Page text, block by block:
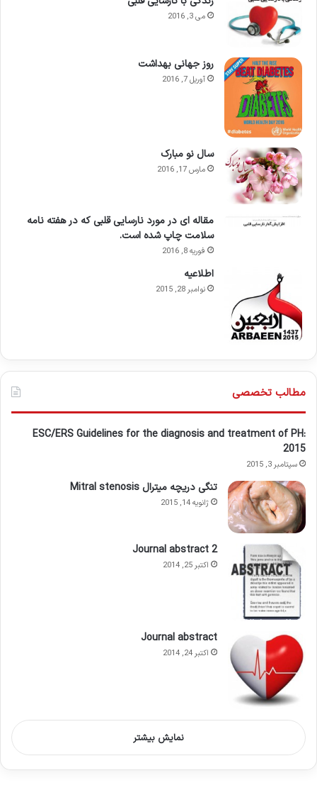
می 3, 2016
روز جهانی بهداشت
آوریل 7, 2016
سال نو مبارک
مارس 17, 2016
مقاله ای در مورد نارسایی قلبی که در هفته نامه
سلامت چاپ شده است.
فوریه 8, 2016
اطلاعيه
نوامبر 28, 2015
مطالب تخصصی
ESC/ERS Guidelines for the diagnosis and treatment of PH:
2015
سپتامبر 3, 2015
تنگی دریچه میترال Mitral stenosis
ژانویه 14, 2015
Journal abstract 2
اکتبر 25, 2014
Journal abstract
اکتبر 24, 2014
نمایش بیشتر